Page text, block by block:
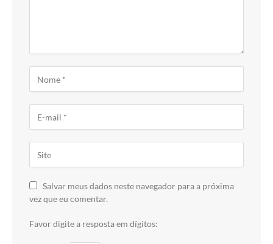
Salvar meus dados neste navegador para a próxima
vez que eu comentar.
Favor digite a resposta em dígitos: